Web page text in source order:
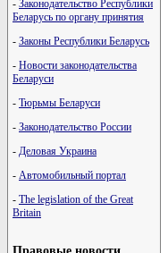
- Законодательство Республики
Беларусь по органу принятия
- Законы Республики Беларусь
- Новости законодательства
Беларуси
- Тюрьмы Беларуси
- Законодательство России
- Деловая Украина
- Автомобильный портал
- The legislation of the Great
Britain